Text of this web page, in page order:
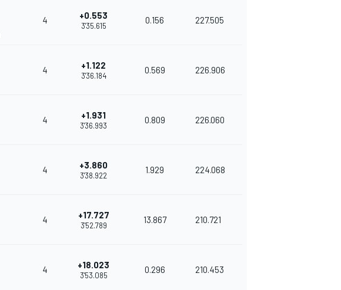
4 +0.553
3'35.615
0.156 227.505
4 +1.122
3'36.184
0.569 226.906
4 +1.931
3'36.993
0.809 226.060
4 +3.860
3'38.922
1.929 224.068
4 +17.727
3'52.789
13.867 210.721
4 +18.023
3'53.085
0.296 210.453